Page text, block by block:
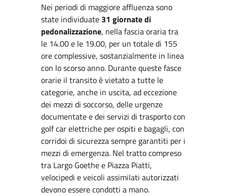
Nei periodi di maggiore affluenza sono
state individuate 31 giornate di
pedonalizzazione, nella fascia oraria tra
le 14.00 e le 19.00, per un totale di 155
ore complessive, sostanzialmente in linea
con lo scorso anno. Durante queste fasce
orarie il transito è vietato a tutte le
categorie, anche in uscita, ad eccezione
dei mezzi di soccorso, delle urgenze
documentate e dei servizi di trasporto con
golf car elettriche per ospiti e bagagli, con
corridoi di sicurezza sempre garantiti per i
mezzi di emergenza. Nel tratto compreso
tra Largo Goethe e Piazza Piatti,
velocipedi e veicoli assimilati autorizzati
devono essere condotti a mano.